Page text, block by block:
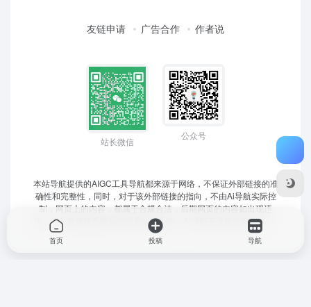
友链申请 广告合作 作者说
站长微信
公众号
本站导航提供的AIGC工具导航都来源于网络，不保证外部链接的准
确性和完整性，同时，对于该外部链接的指向，不由Ai导航实际控
制，网页上的内容，都属于合规合法，后期网页的内容如出现违
规，可以直接联系网站管理员进行删除，Ai导航不承担任何责任。
首页 投稿 导航